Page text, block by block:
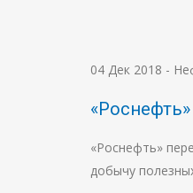
04 Дек 2018 -
«Роснефть»
добычу